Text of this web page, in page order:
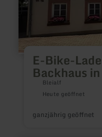
E-Bike-
Backhaus
Bleialf
Heute geöffnet
ganzjährig geöffnet